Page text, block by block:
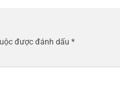
được đánh dấu *